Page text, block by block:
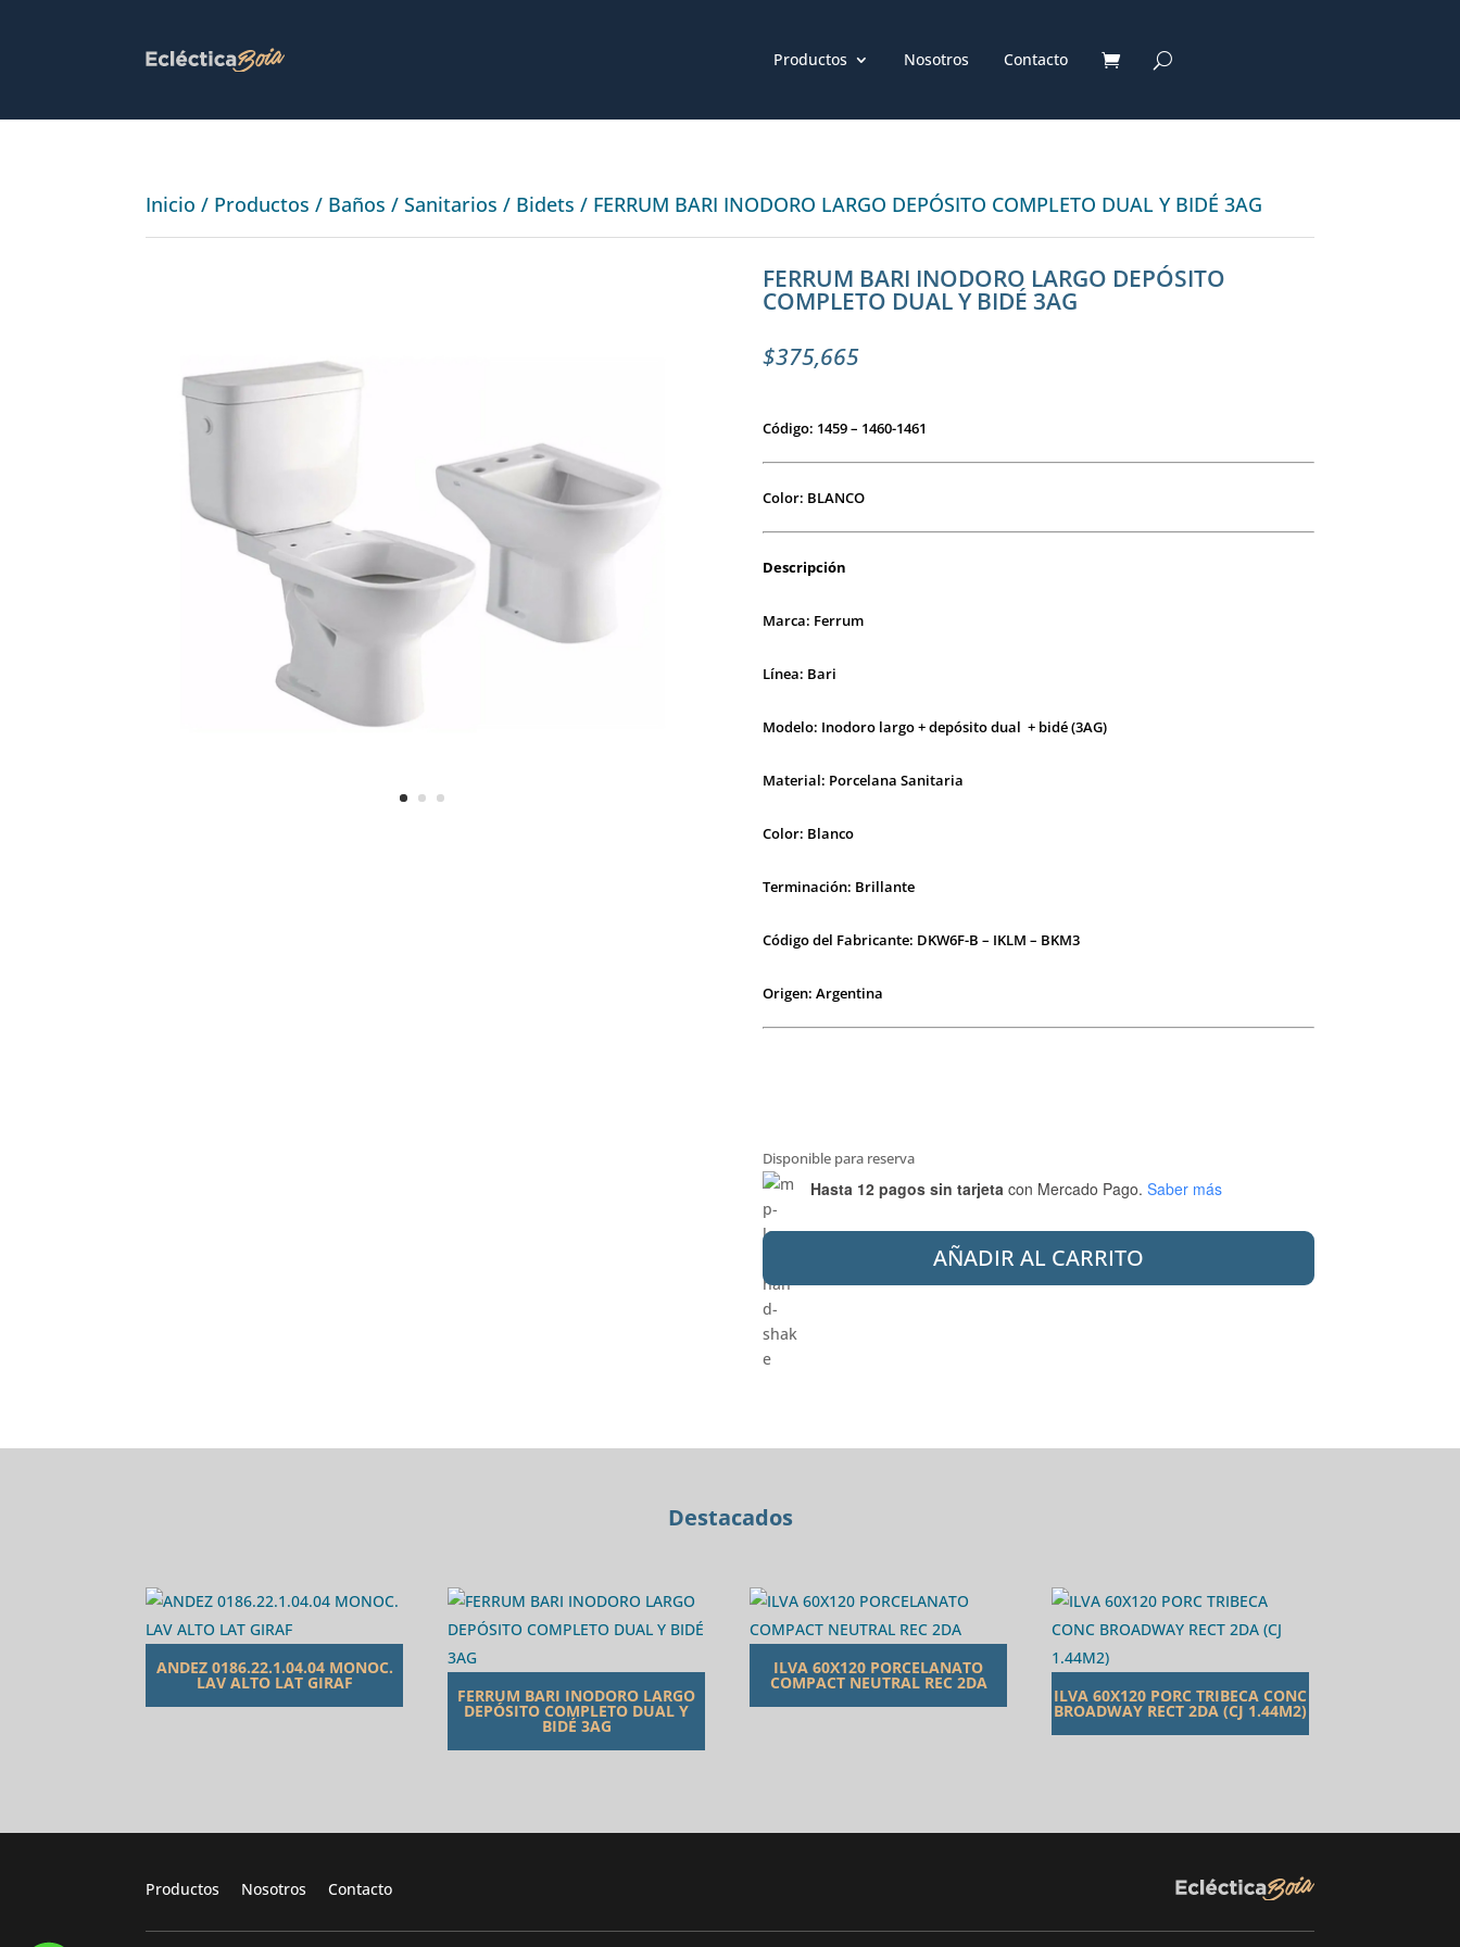
Productos Nosotros Contacto
Inicio / Productos / Baños /Sanitarios / Bidets / FERRUM BARI INODORO LARGO DEPÓSITO COMPLETO DUAL Y BIDÉ 3AG
FERRUM BARI INODORO LARGO DEPÓSITO
COMPLETO DUAL Y BIDÉ 3AG
$375,665
Código: 1459 – 1460-1461
Color: BLANCO
Descripción
Marca: Ferrum
Línea: Bari
Modelo: Inodoro largo + depósito dual + bidé (3AG)
Material: Porcelana Sanitaria
Color: Blanco
Terminación: Brillante
Código del Fabricante: DKW6F-B – IKLM – BKM3
Origen: Argentina
Disponible para reserva
Hasta 12 pagos sin tarjeta con Mercado Pago. Saber más
FERRUM
INODORO
LARGO
DEPÓSITO
COMPLETO
AÑADIR AL CARRITO
Destacados
ANDEZ 0186.22.1.04.04 MONOC.
LAV ALTO LAT GIRAF
FERRUM BARI INODORO LARGO
DEPÓSITO COMPLETO DUAL Y
BIDÉ 3AG
ILVA 60X120 PORCELANATO
COMPACT NEUTRAL REC 2DA
ILVA 60X120 PORC TRIBECA CONC
BROADWAY RECT 2DA (CJ 1.44M2)
Productos NosotrosContacto